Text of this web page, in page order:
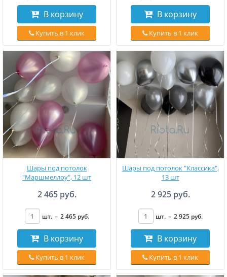
В корзину
Купить в 1 клик
В корзину
Купить в 1 клик
Шары под потолок
"Маршмеллоу", 12 шт
2 465 руб.
шт. – 2 465 руб.
В корзину
Купить в 1 клик
Шары под потолок "Классика",
13 шт
2 925 руб.
шт. – 2 925 руб.
В корзину
Купить в 1 клик